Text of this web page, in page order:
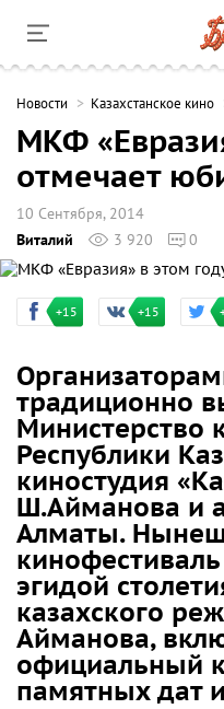
Новости Казахстанское кино
МКФ
отмечает
10 Сентября, 2014
Виталий
3 920 0
+15 +15
традиционно
Министерство
Республики
киностудия
Ш.Айманова и
Алматы.
эгидой
казахского
Айманова,
официальный
памятных дат